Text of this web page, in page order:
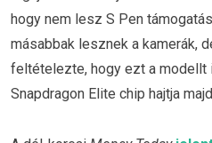
hogy nem lesz S Pen
másabbak lesznek a kamerák,
feltételezte, hogy ezt a modellt
Snapdragon Elite chip hajtja